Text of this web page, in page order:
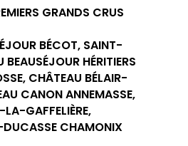
GRANDS CRUS
BÉCOT, SAINT-
HÉRITIERS
CHÂTEAU BÉLAIR-
CANON ANNEMASSE,
GAFFELIÈRE,
CHAMONIX